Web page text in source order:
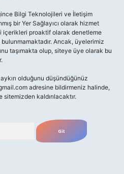
Bilgi Teknolojileri ve İletişim
bir Yer Sağlayıcı olarak hizmet
içerikleri proaktif olarak denetleme
Ancak, üyelerimiz
taşımakta olup, siteye üye olarak bu
olduğunu düşündüğünüz
adresine bildirmeniz halinde,
kaldırılacaktır.